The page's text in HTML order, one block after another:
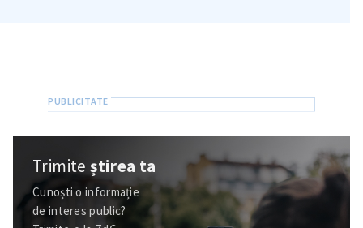
Trimiteștirea ta
Cunoști o informație
de interes public?